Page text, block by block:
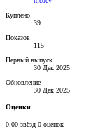
Куплено
39
Показов
115
Первый выпуск
30 Дек 2025
Обновление
30 Дек 2025
Оценки
0.00 звёзд 0 оценок